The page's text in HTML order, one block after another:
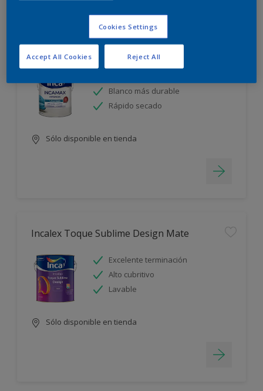
Blanco más durable
Rápido secado
Sólo disponible en tienda
Incalex Toque Sublime Design Mate
Excelente terminación
Alto cubritivo
Lavable
Sólo disponible en tienda
Cookies Settings
Reject All
Accept All Cookies